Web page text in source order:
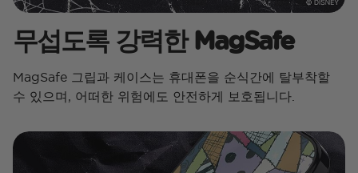
무섭도록 강력한 MagSafe
MagSafe 그립과 케이스는 휴대폰을 순식간에 탈부착할
수 있으며, 어떠한 위험에도 안전하게 보호됩니다.